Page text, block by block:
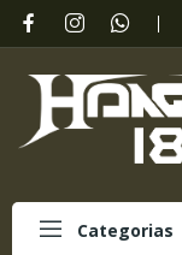
Categorias